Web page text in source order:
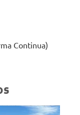
Continua)